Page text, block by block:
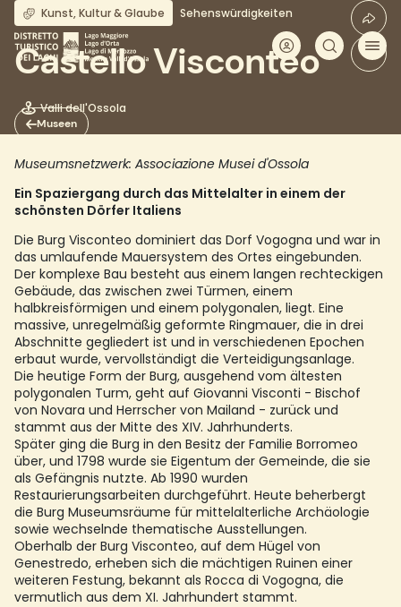
Direkt
zum
Inhalt
Museen
Kunst, Kultur & Glaube Sehenswürdigkeiten
Castello Visconteo
Valli dell'Ossola
Museumsnetzwerk: Associazione Musei d'Ossola
Ein Spaziergang durch das Mittelalter in einem der
schönsten Dörfer Italiens
Die Burg Visconteo dominiert das Dorf Vogogna und war in
das umlaufende Mauersystem des Ortes eingebunden.
Der komplexe Bau besteht aus einem langen rechteckigen
Gebäude, das zwischen zwei Türmen, einem
halbkreisförmigen und einem polygonalen, liegt. Eine
massive, unregelmäßig geformte Ringmauer, die in drei
Abschnitte gegliedert ist und in verschiedenen Epochen
erbaut wurde, vervollständigt die Verteidigungsanlage.
Die heutige Form der Burg, ausgehend vom ältesten
polygonalen Turm, geht auf Giovanni Visconti - Bischof
von Novara und Herrscher von Mailand - zurück und
stammt aus der Mitte des XIV. Jahrhunderts.
Später ging die Burg in den Besitz der Familie Borromeo
über, und 1798 wurde sie Eigentum der Gemeinde, die sie
als Gefängnis nutzte. Ab 1990 wurden
Restaurierungsarbeiten durchgeführt. Heute beherbergt
die Burg Museumsräume für mittelalterliche Archäologie
sowie wechselnde thematische Ausstellungen.
Oberhalb der Burg Visconteo, auf dem Hügel von
Genestredo, erheben sich die mächtigen Ruinen einer
weiteren Festung, bekannt als Rocca di Vogogna, die
vermutlich aus dem XI. Jahrhundert stammt.